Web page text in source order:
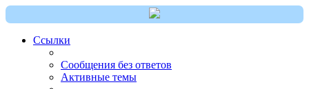
Ссылки
Сообщения без ответов
Активные темы